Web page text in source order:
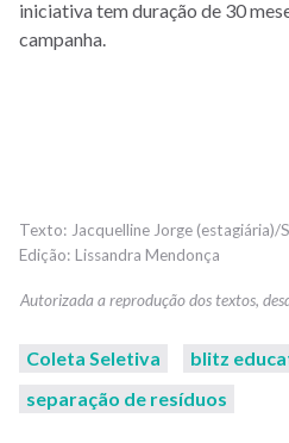
iniciativa tem duração de 30
campanha.
Jacquelline Jorge
Lissandra Mendonça
Coleta Seletiva
blitz
separação de resíduos